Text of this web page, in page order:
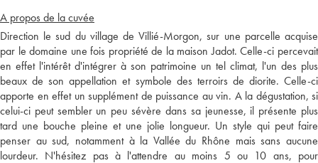
A propos de la cuvée
Direction le sud du village de Villié-Morgon, sur une parcelle acquise
par le domaine une fois propriété de la maison Jadot. Celle-ci percevait
en effet l'intérêt d'intégrer à son patrimoine un tel climat, l'un des plus
beaux de son appellation et symbole des terroirs de diorite. Celle-ci
apporte en effet un supplément de puissance au vin. A la dégustation, si
celui-ci peut sembler un peu sévère dans sa jeunesse, il présente plus
tard une bouche pleine et une jolie longueur. Un style qui peut faire
penser au sud, notamment à la Vallée du Rhône mais sans aucune
lourdeur. N'hésitez pas à l'attendre au moins 5 ou 10 ans, pour